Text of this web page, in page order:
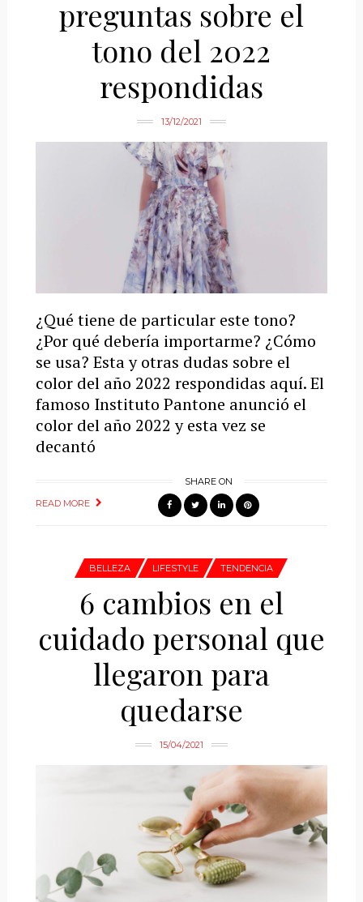
preguntas sobre el
tono del 2022
respondidas
13/12/2021
¿Qué tiene de particular este tono?
¿Por qué debería importarme? ¿Cómo
se usa? Esta y otras dudas sobre el
color del año 2022 respondidas aquí. El
famoso Instituto Pantone anunció el
color del año 2022 y esta vez se
decantó
READ MORE
SHARE ON
BELLEZA LIFESTYLE TENDENCIA
6 cambios en el
cuidado personal que
llegaron para
quedarse
15/04/2021